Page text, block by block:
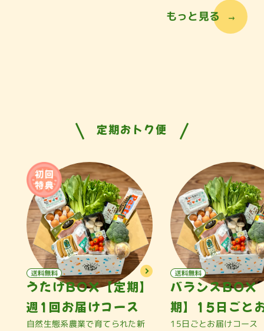
もっと見る
定期おトク便
うたげBOX【定期】
週1回お届けコース
自然生態系農業で育てられた新
バランスBOX
期】15日ごと
15日ごとお届けコース